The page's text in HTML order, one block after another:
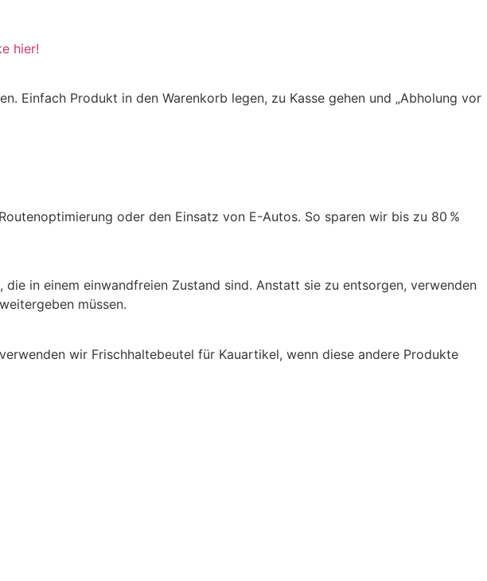
hier!
Einfach Produkt in den Warenkorb legen, zu Kasse gehen und „Abholung vor
oder den Einsatz von E-Autos. So sparen wir bis zu 80 %
in einem einwandfreien Zustand sind. Anstatt sie zu entsorgen, verwenden
müssen.
wir Frischhaltebeutel für Kauartikel, wenn diese andere Produkte